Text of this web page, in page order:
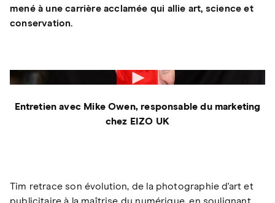
mené à une carrière acclamée qui allie art, science et
conservation.
Entretien avec Mike Owen, responsable du marketing
chez EIZO UK
Tim retrace son évolution, de la photographie d'art et